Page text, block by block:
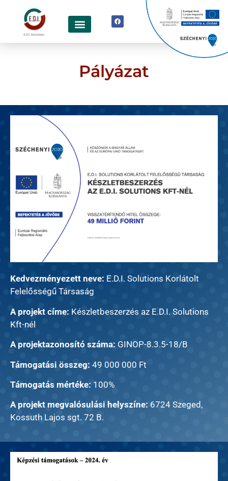
Pályázat
Kedvezményezett neve: E.D.I. Solutions Korlátolt
Felelősségű Társaság
A projekt címe: Készletbeszerzés az E.D.I. Solutions
Kft-nél
A projektazonosító száma: GINOP-8.3.5-18/B
Támogatási összeg: 49 000 000 Ft
Támogatás mértéke: 100%
A projekt megvalósulási helyszíne: 6724 Szeged,
Kossuth Lajos sgt. 72 B.